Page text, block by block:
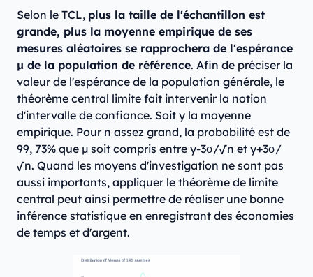
Selon le TCL, plus la taille de l'échantillon est
grande, plus la moyenne empirique de ses
mesures aléatoires se rapprochera de l'espérance
μ de la population de référence. Afin de préciser la
valeur de l'espérance de la population générale, le
théorème central limite fait intervenir la notion
d'intervalle de confiance. Soit y la moyenne
empirique. Pour n assez grand, la probabilité est de
99, 73% que μ soit compris entre y-3σ/√n et y+3σ/
√n. Quand les moyens d'investigation ne sont pas
aussi importants, appliquer le théorème de limite
central peut ainsi permettre de réaliser une bonne
inférence statistique en enregistrant des économies
de temps et d'argent.